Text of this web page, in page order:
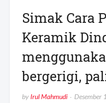
Simak Cara
Keramik
bergerigi,
by Irul Mahmudi Desember